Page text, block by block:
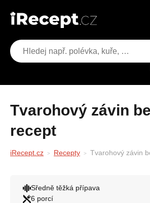
Tvarohový závin bez těsta
recept
iRecept.cz Recepty Tvarohový závin
Sředně těžká přípava
6 porcí